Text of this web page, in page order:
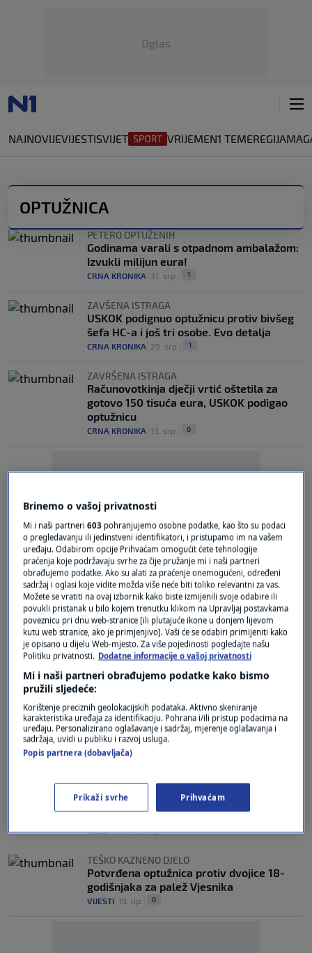
Oglas
NAJNOVIJEVIJESTISVIJET VRIJEMEN1 TEMEREGIJA
OPTUŽNICA
PETERO OPTUŽENIH
Godinama varali s otpadnom ambalažom:
Izvukli milijun eura!
CRNA KRONIKA 31. srp. 1
ZAVŠENA ISTRAGA
USKOK podignuo optužnicu protiv bivšeg
šefa HC-a i još tri osobe. Evo detalja
CRNA KRONIKA 29. srp. 1
ZAVRŠENA ISTRAGA
Računovotkinja dječji vrtić oštetila za
gotovo 150 tisuća eura, USKOK podigao
optužnicu
CRNA KRONIKA 13. srp. 0
Oglas
SKANDAL U BANCI
Podignuta optužnica protiv trojke zbog
višemilijunske prijevare
CRNA KRONIKA|8. srp.| 0
BRUTALNI NAPAD U RIJECI
DORH podigao optužnicu protiv trojice
mladića zbog napada na maloljetnika
CRNA KRONIKA 7. srp.
Mladića koji je slao poruke o bombama u
školama i vrtićima Uskok optužio za
terorizam
VIJESTI|30. lip.|
TEŠKO KAZNENO DJELO
Potvrđena optužnica protiv dvojice 18-
godišnjaka za palež Vjesnika
VIJESTI 18. lip. 0
Brinemo o vašoj privatnosti
Mi i naši partneri603 pohranjujemo osobne podatke, kao što su podaci
o pregledavanju ili jedinstveni identifikatori, i pristupamo im na vašem
uređaju. Odabirom opcije Prihvaćam omogućit ćete tehnologije
praćenja koje podržavaju svrhe za čije pružanje mi i naši partneri
obrađujemo podatke. Ako su alati za praćenje onemogućeni, određeni
sadržaj i oglasi koje vidite možda više neće biti toliko relevantni za vas.
Možete se vratiti na ovaj izbornik kako biste izmijenili svoje odabire ili
povukli pristanak u bilo kojem trenutku klikom na Upravljaj postavkama
poveznicu pri dnu web-stranice [ili plutajuće ikone u donjem lijevom
kutu web stranice, ako je primjenjivo]. Vaši će se odabiri primijeniti kako
je opisano u dijelu Web-mjesto. Za više pojedinosti pogledajte našu
Politiku privatnosti. Dodatne informacije o vašoj privatnosti
Mi i naši partneri obrađujemo podatke kako bismo
pružili sljedeće:
Korištenje preciznih geolokacijskih podataka. Aktivno skeniranje
karakteristika uređaja za identifikaciju. Pohrana i/ili pristup podacima na
uređaju. Personalizirano oglašavanje i sadržaj, mjerenje oglašavanja i
sadržaja, uvidi u publiku i razvoj usluga.
Popis partnera (dobavljača)
Prikaži svrhe Prihvaćam